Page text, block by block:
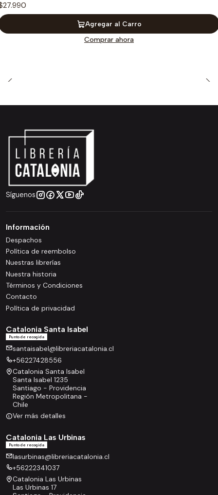
Agregar al Carro
Comprar ahora
Síguenos
Información
Despachos
Política de reembolso
Nuestras librerías
Nuestra historia
Términos y Condiciones
Contacto
Política de privacidad
Catalonia Santa Isabel
Punto de recogida
santaisabel@libreriacatalonia.cl
+56227428556
Catalonia Santa Isabel
Santa Isabel 1235
Santiago - Providencia
Región Metropolitana -
Chile
Ver más detalles
Catalonia Las Urbinas
Punto de recogida
lasurbinas@libreriacatalonia.cl
+56222341037
Catalonia Las Urbinas
Las Urbinas 17